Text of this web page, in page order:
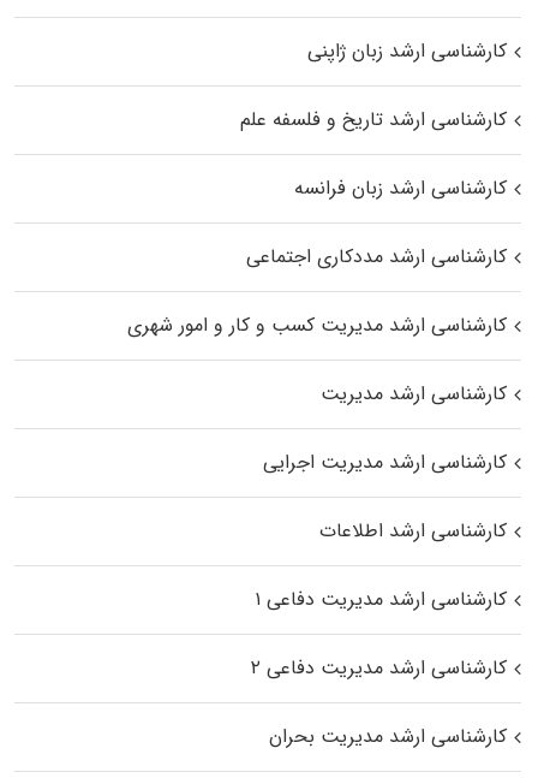
کارشناسی ارشد زبان ژاپنی
کارشناسی ارشد تاریخ و فلسفه علم
کارشناسی ارشد زبان فرانسه
کارشناسی ارشد مددکاری اجتماعی
کارشناسی ارشد مدیریت کسب و کار و امور شهری
کارشناسی ارشد مدیریت
کارشناسی ارشد مدیریت اجرایی
کارشناسی ارشد اطلاعات
کارشناسی ارشد مدیریت دفاعی ۱
کارشناسی ارشد مدیریت دفاعی ۲
کارشناسی ارشد مدیریت بحران